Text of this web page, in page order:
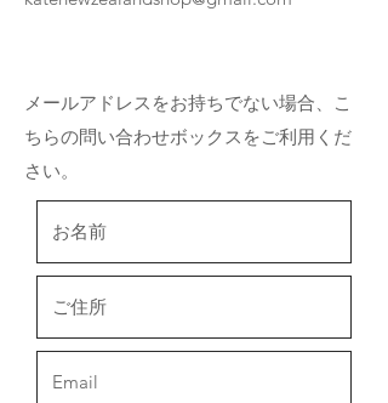
メールアドレスをお持ちでない場合、こ
ちらの問い合わせボックスをご利用くだ
さい。